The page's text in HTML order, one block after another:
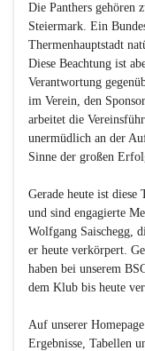
Die Panthers gehören
Steiermark. Ein
Thermenhauptstadt
Diese Beachtung ist
Verantwortung
im Verein, den
arbeitet die
unermüdlich an der
Sinne der großen
Gerade heute ist diese
und sind engagierte
Wolfgang Saischegg,
er heute verkörpert.
haben bei unserem
dem Klub bis heute
Auf unserer
Ergebnisse, Tabellen